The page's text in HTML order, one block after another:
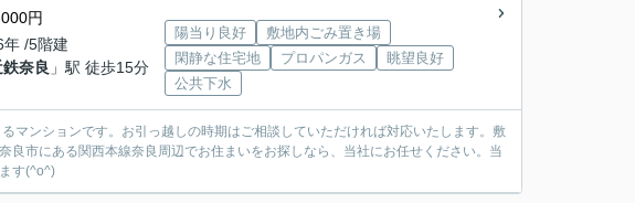
円
/5階建
鉄奈良 」駅 徒歩15分
陽当り良好
敷地内ごみ置き場
閑静な住宅地
プロパンガス
眺望良好
公共下水
マンションです。お引っ越しの時期はご相談していただければ対応いたします。敷
市にある関西本線奈良周辺でお住まいをお探しなら、当社にお任せください。当
す(^o^)